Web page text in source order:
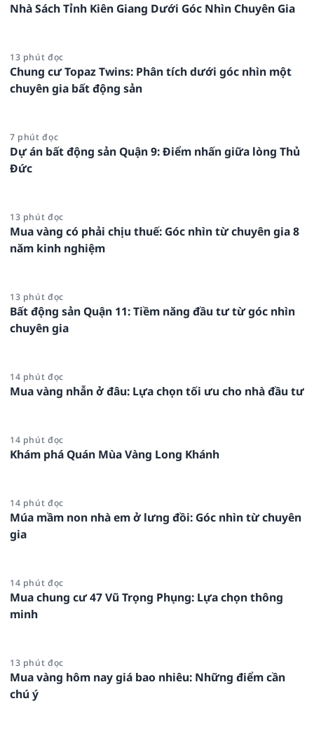
Nhà Sách Tỉnh Kiên Giang Dưới Góc Nhìn Chuyên Gia
13 phút đọc
Chung cư Topaz Twins: Phân tích dưới góc nhìn một
chuyên gia bất động sản
7 phút đọc
Dự án bất động sản Quận 9: Điểm nhấn giữa lòng Thủ
Đức
13 phút đọc
Mua vàng có phải chịu thuế: Góc nhìn từ chuyên gia 8
năm kinh nghiệm
13 phút đọc
Bất động sản Quận 11: Tiềm năng đầu tư từ góc nhìn
chuyên gia
14 phút đọc
Mua vàng nhẫn ở đâu: Lựa chọn tối ưu cho nhà đầu tư
14 phút đọc
Khám phá Quán Mùa Vàng Long Khánh
14 phút đọc
Múa mầm non nhà em ở lưng đồi: Góc nhìn từ chuyên
gia
14 phút đọc
Mua chung cư 47 Vũ Trọng Phụng: Lựa chọn thông
minh
13 phút đọc
Mua vàng hôm nay giá bao nhiêu: Những điểm cần
chú ý